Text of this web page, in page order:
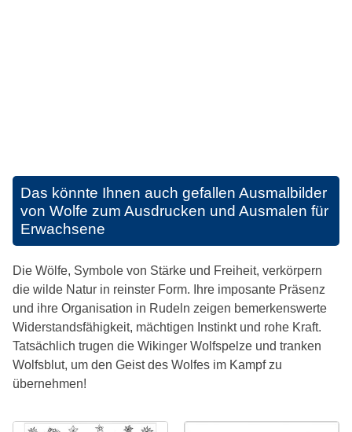
Das könnte Ihnen auch gefallen Ausmalbilder
von Wolfe zum Ausdrucken und Ausmalen für
Erwachsene
Die Wölfe, Symbole von Stärke und Freiheit, verkörpern
die wilde Natur in reinster Form. Ihre imposante Präsenz
und ihre Organisation in Rudeln zeigen bemerkenswerte
Widerstandsfähigkeit, mächtigen Instinkt und rohe Kraft.
Tatsächlich trugen die Wikinger Wolfspelze und tranken
Wolfsblut, um den Geist des Wolfes im Kampf zu
übernehmen!